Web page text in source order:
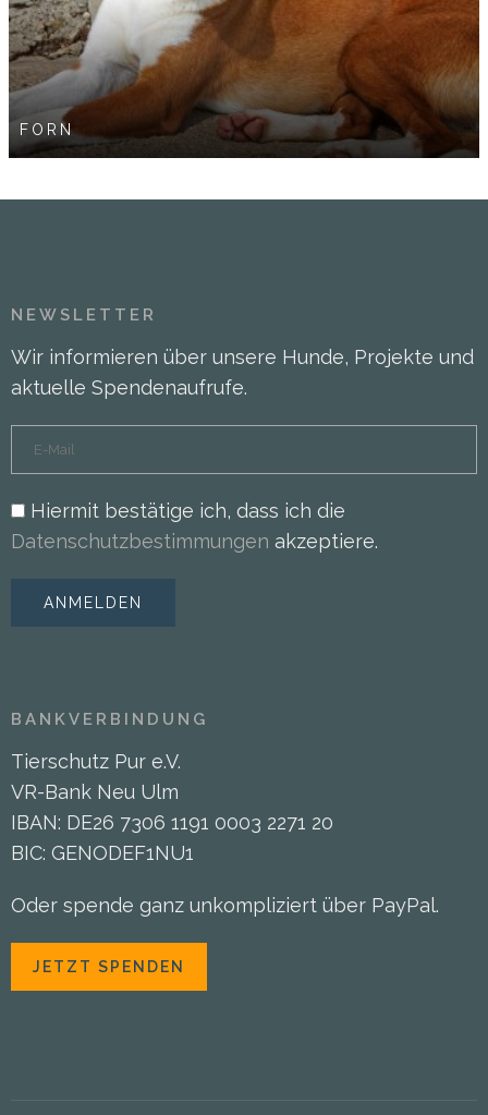
FORN
NEWSLETTER
Wir informieren über unsere Hunde, Projekte und
aktuelle Spendenaufrufe.
Hiermit bestätige ich, dass ich die
Datenschutzbestimmungen akzeptiere.
BANKVERBINDUNG
Tierschutz Pur e.V.
VR-Bank Neu Ulm
IBAN: DE26 7306 1191 0003 2271 20
BIC: GENODEF1NU1
Oder spende ganz unkompliziert über PayPal.
JETZT SPENDEN